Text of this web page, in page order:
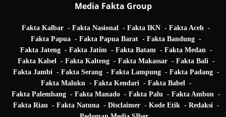
Media Fakta Group
Fakta Kalbar Fakta Nasional Fakta IKN
Fakta Aceh
Fakta Papua
Fakta Papua Barat
Fakta Bandung
Fakta Jateng
Fakta Jatim Fakta Batam
Fakta Medan
Fakta Kalsel
Fakta Kalteng Fakta Makassar
Fakta Bali
Fakta Jambi
Fakta Serang Fakta Lampung
Fakta Padang
Fakta Maluku
Fakta Kendari
Fakta Babel
Fakta Palembang
Fakta Manado Fakta Palu
Fakta Ambon
Fakta Riau
Fakta Natuna Disclaimer Kode Etik
Redaksi